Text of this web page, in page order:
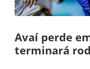
Avaí perde
terminará